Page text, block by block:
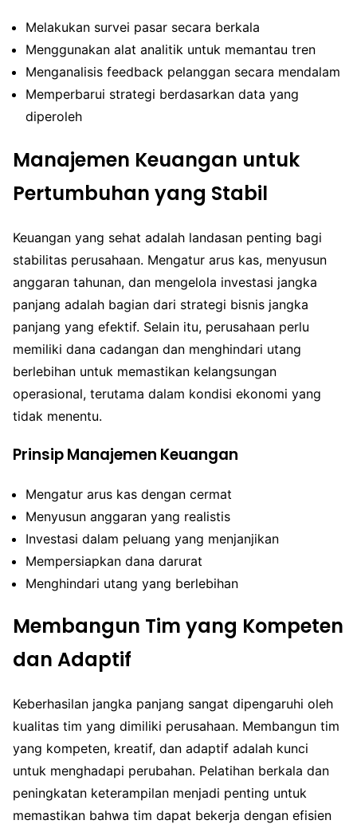
Melakukan survei pasar secara berkala
Menggunakan alat analitik untuk memantau tren
Menganalisis feedback pelanggan secara mendalam
Memperbarui strategi berdasarkan data yang
diperoleh
Manajemen Keuangan untuk
Pertumbuhan yang Stabil
Keuangan yang sehat adalah landasan penting bagi
stabilitas perusahaan. Mengatur arus kas, menyusun
anggaran tahunan, dan mengelola investasi jangka
panjang adalah bagian dari strategi bisnis jangka
panjang yang efektif. Selain itu, perusahaan perlu
memiliki dana cadangan dan menghindari utang
berlebihan untuk memastikan kelangsungan
operasional, terutama dalam kondisi ekonomi yang
tidak menentu.
Prinsip Manajemen Keuangan
Mengatur arus kas dengan cermat
Menyusun anggaran yang realistis
Investasi dalam peluang yang menjanjikan
Mempersiapkan dana darurat
Menghindari utang yang berlebihan
Membangun Tim yang Kompeten
dan Adaptif
Keberhasilan jangka panjang sangat dipengaruhi oleh
kualitas tim yang dimiliki perusahaan. Membangun tim
yang kompeten, kreatif, dan adaptif adalah kunci
untuk menghadapi perubahan. Pelatihan berkala dan
peningkatan keterampilan menjadi penting untuk
memastikan bahwa tim dapat bekerja dengan efisien